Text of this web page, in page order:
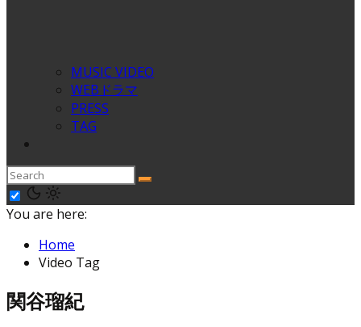
MUSIC VIDEO
WEBドラマ
PRESS
TAG
You are here:
Home
Video Tag
関谷瑠紀